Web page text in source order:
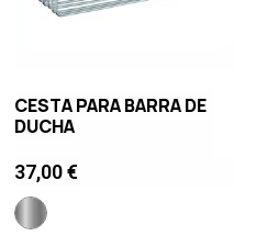
CESTA PARA BARRA DE
DUCHA
37,00€